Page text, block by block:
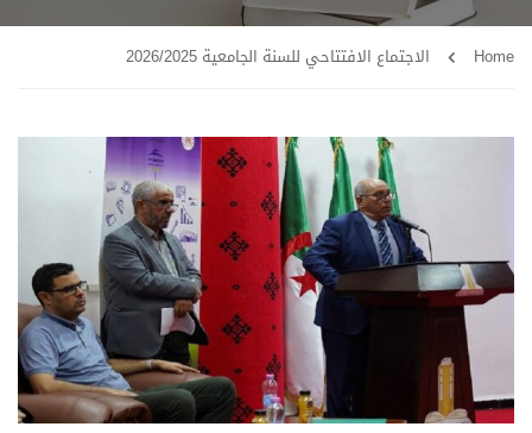
Home الاجتماع الافتتاحي للسنة الجامعية 2026/2025